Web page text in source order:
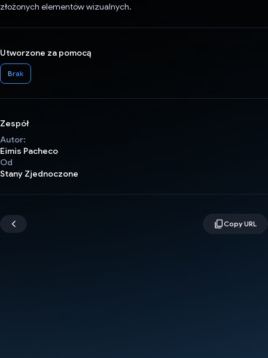
złożonych elementów wizualnych.
Utworzone za pomocą
Brak
Zespół
Autor:
Eimis Pacheco
Od
Stany Zjednoczone